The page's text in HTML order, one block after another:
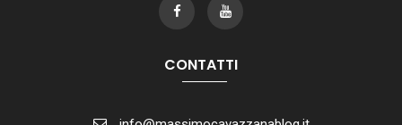
CONTATTI